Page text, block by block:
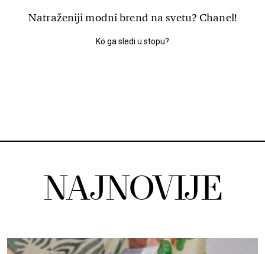
Natraženiji modni brend na svetu? Chanel!
Ko ga sledi u stopu?
NAJNOVIJE